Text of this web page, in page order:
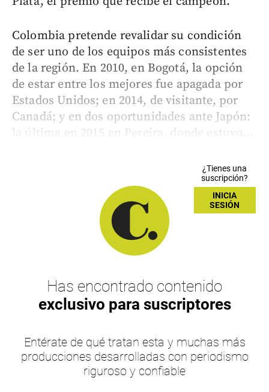
Colombia pretende revalidar su condición
de ser uno de los equipos más consistentes
de la región. En 2010, en Bogotá, la opción
de estar entre los mejores fue apagada por
Estados Unidos; en 2014, de visitante, por
Canadá; y en dos oportunidades ante Japón:
la última en 2015 en Pereira, donde estuvo...
¿Tienes una
suscripción?
INICIA
SESIÓN
Has encontrado contenido
exclusivo para suscriptores
Entérate de qué tratan esta y muchas más
producciones desarrolladas con periodismo
riguroso y confiable